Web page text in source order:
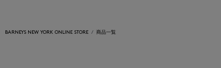
BARNEYS NEW YORK ONLINE STORE 商品一覧